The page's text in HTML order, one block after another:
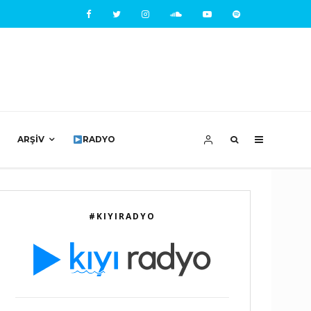
ARŞIV RADYO
#KIYIRADYO